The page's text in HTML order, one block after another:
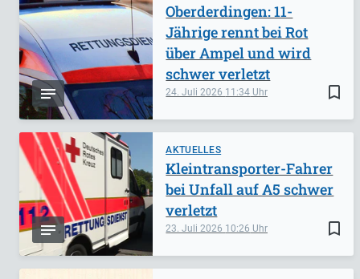
bookmark_border
24. Juli 2026 11:34
Oberderdingen: 11-
Jährige rennt bei Rot
über Ampel und wird
schwer verletzt
AKTUELLES
bookmark_border
23. Juli 2026 10:26
Kleintransporter-Fahrer
bei Unfall auf A5 schwer
verletzt